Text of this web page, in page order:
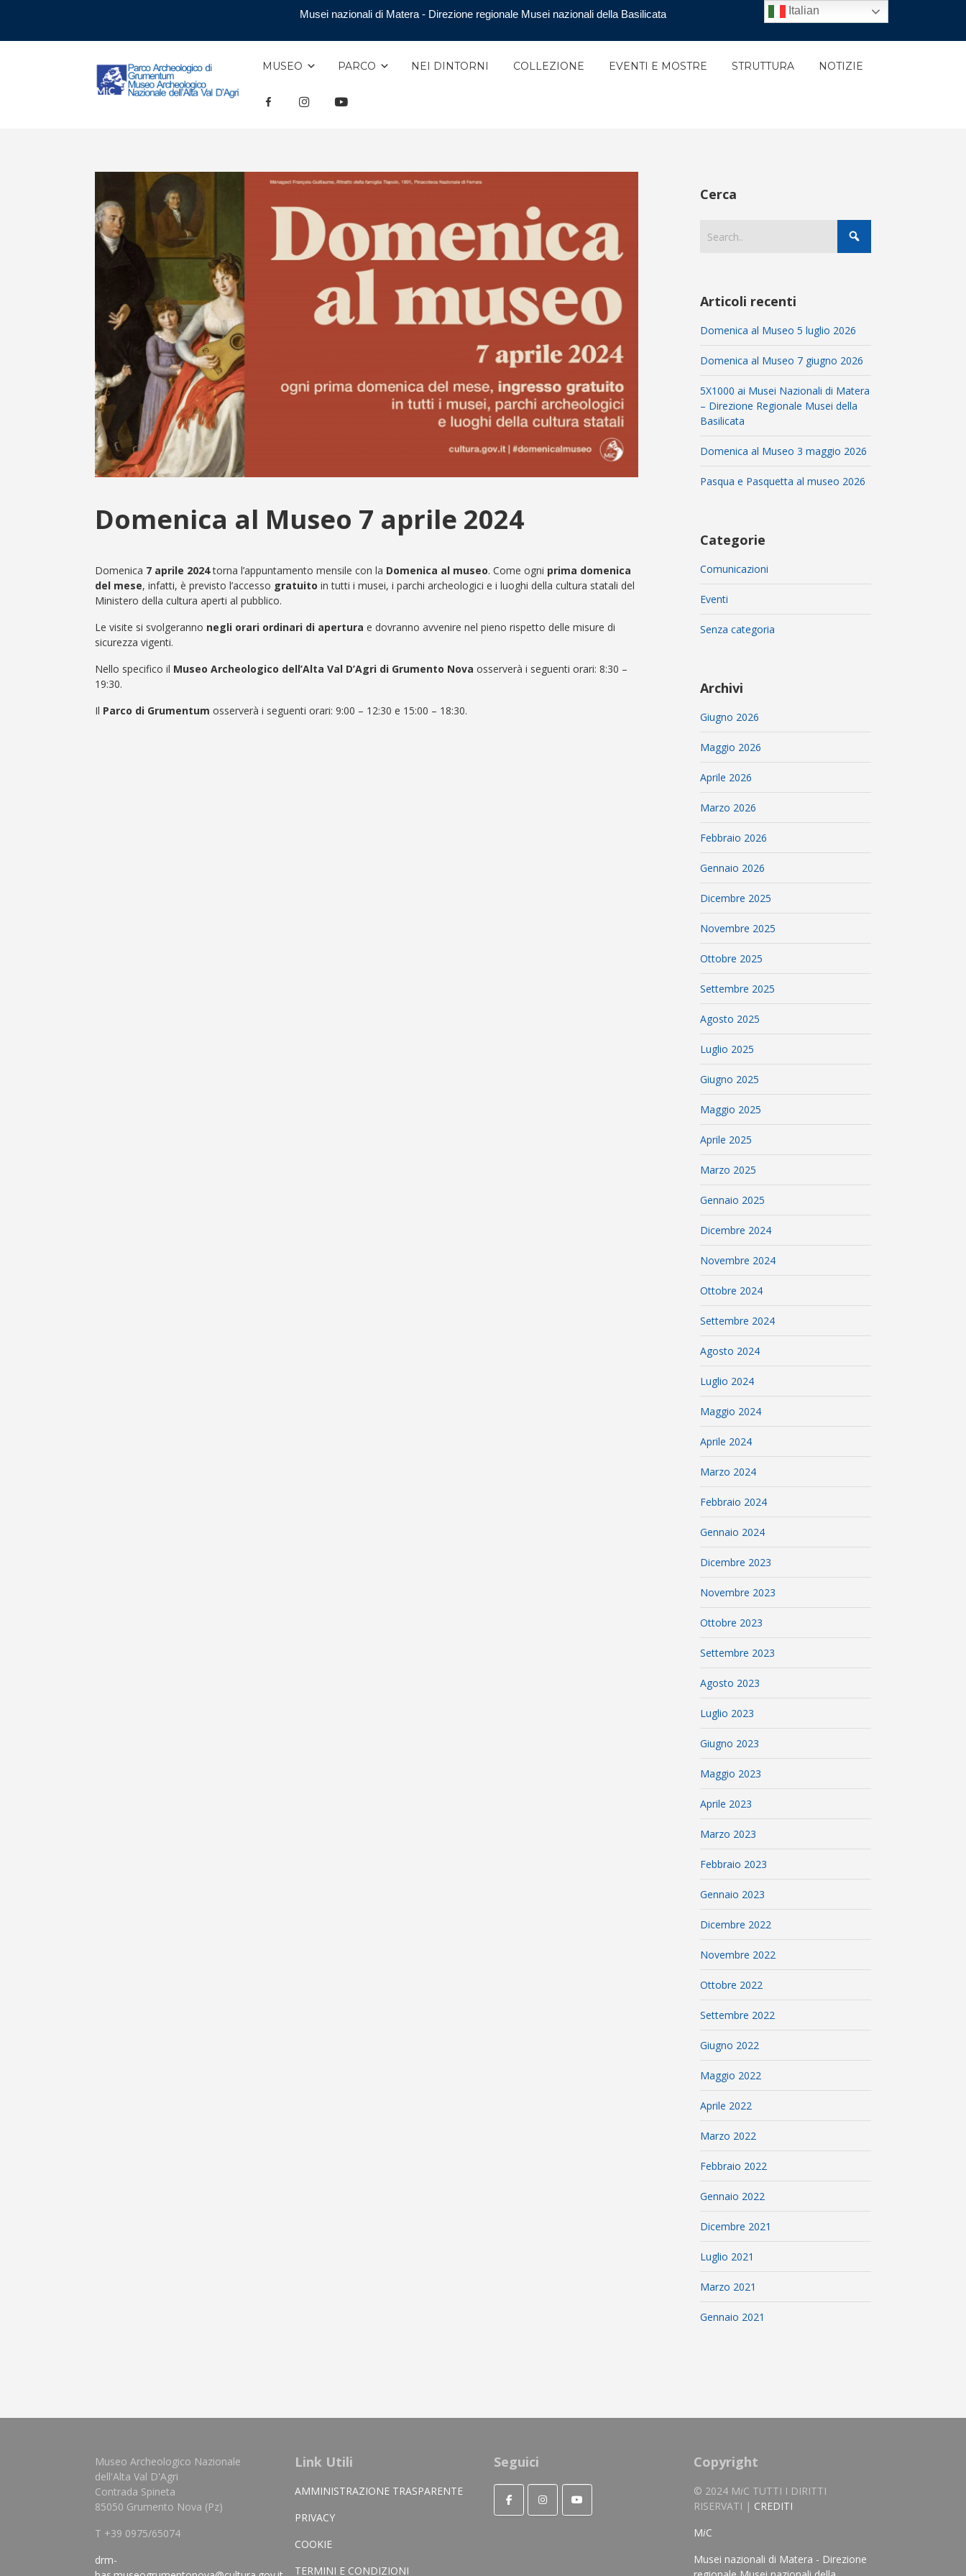
Musei nazionali di Matera - Direzione regionale Musei nazionali della Basilicata
MUSEO PARCO NEI DINTORNI COLLEZIONE EVENTI E MOSTRE STRUTTURA NOTIZIE
F INSTAGRAMYOUTUBE
Domenica al Museo 7 aprile 2024
Domenica 7 aprile 2024torna l’appuntamento mensile con la Domenica al museo. Come ogni prima domenica
del mese, infatti, è previsto l’accesso gratuito in tutti i musei, i parchi archeologici e i luoghi della cultura statali del
Ministero della cultura aperti al pubblico.
Le visite si svolgeranno negli orari ordinari di apertura e dovranno avvenire nel pieno rispetto delle misure di
sicurezza vigenti.
Nello specifico il Museo Archeologico dell’Alta Val D’Agri di Grumento Nova osserverà i seguenti orari: 8:30 –
19:30.
Il Parco di Grumentum osserverà i seguenti orari: 9:00 – 12:30 e 15:00 – 18:30.
Cerca
Articoli recenti
Domenica al Museo 5 luglio 2026
Domenica al Museo 7 giugno 2026
5X1000 ai Musei Nazionali di Matera
– Direzione Regionale Musei della
Basilicata
Domenica al Museo 3 maggio 2026
Pasqua e Pasquetta al museo 2026
Categorie
Comunicazioni
Eventi
Senza categoria
Archivi
Giugno 2026
Maggio 2026
Aprile 2026
Marzo 2026
Febbraio 2026
Gennaio 2026
Dicembre 2025
Novembre 2025
Ottobre 2025
Settembre 2025
Agosto 2025
Luglio 2025
Giugno 2025
Maggio 2025
Aprile 2025
Marzo 2025
Gennaio 2025
Dicembre 2024
Novembre 2024
Ottobre 2024
Settembre 2024
Agosto 2024
Luglio 2024
Maggio 2024
Aprile 2024
Marzo 2024
Febbraio 2024
Gennaio 2024
Dicembre 2023
Novembre 2023
Ottobre 2023
Settembre 2023
Agosto 2023
Luglio 2023
Giugno 2023
Maggio 2023
Aprile 2023
Marzo 2023
Febbraio 2023
Gennaio 2023
Dicembre 2022
Novembre 2022
Ottobre 2022
Settembre 2022
Giugno 2022
Maggio 2022
Aprile 2022
Marzo 2022
Febbraio 2022
Gennaio 2022
Dicembre 2021
Luglio 2021
Marzo 2021
Gennaio 2021
Museo Archeologico Nazionale
dell'Alta Val D'Agri
Contrada Spineta
85050 Grumento Nova (Pz)
T +39 0975/65074
drm-
Link Utili
AMMINISTRAZIONE TRASPARENTE
PRIVACY
COOKIE
TERMINI E CONDIZIONI
Seguici Copyright
© 2024 MiC TUTTI I DIRITTI
RISERVATI | CREDITI
MiC
Musei nazionali di Matera - Direzione
Italian